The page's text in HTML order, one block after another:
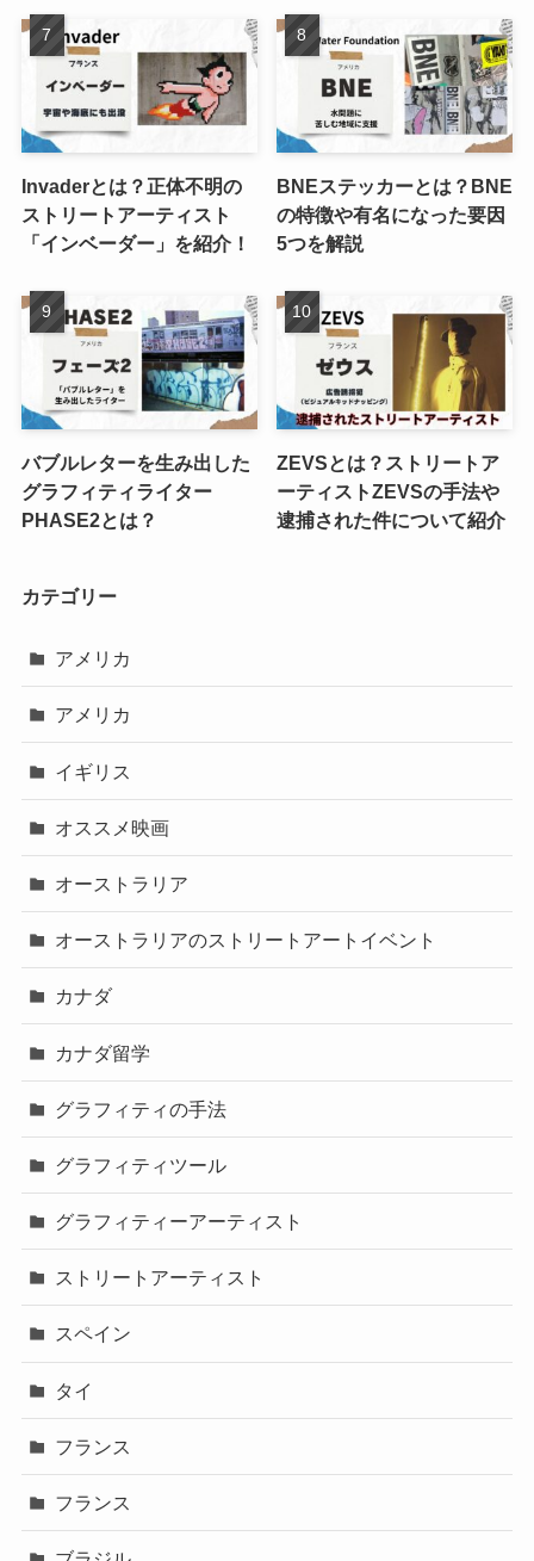
Invaderとは？正体不明の
ストリートアーティスト
「インベーダー」を紹介！
BNEステッカーとは？BNE
の特徴や有名になった要因
5つを解説
バブルレターを生み出した
グラフィティライター
PHASE2とは？
ZEVSとは？ストリートア
ーティストZEVSの手法や
逮捕された件について紹介
カテゴリー
アメリカ
アメリカ
イギリス
オススメ映画
オーストラリア
オーストラリアのストリートアートイベント
カナダ
カナダ留学
グラフィティの手法
グラフィティツール
グラフィティーアーティスト
ストリートアーティスト
スペイン
タイ
フランス
フランス